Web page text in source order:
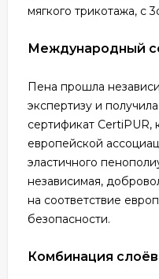
мягкого трикотажа, с
Международный
Пена прошла
экспертизу и
сертификат CertiPUR,
европейской
эластичного
независимая,
на соответствие
безопасности.
Комбинация слоёв